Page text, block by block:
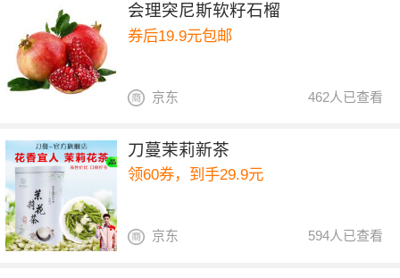
会理突尼斯软籽石榴
券后19.9元包邮
462人已查看
京东
刀蔓茉莉新茶
领60券，到手29.9元
594人已查看
京东